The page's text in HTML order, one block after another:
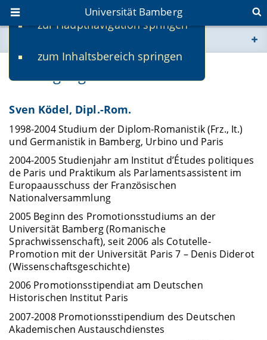
zur Hauptnavigation springen
zum Inhaltsbereich springen
Universität Bamberg
www.uni-bamberg.de
fis.uni-bamberg.de
Werdegang
Sven Ködel, Dipl.-Rom.
1998-2004 Studium der Diplom-Romanistik (Frz., It.)
und Germanistik in Bamberg, Urbino und Paris
2004-2005 Studienjahr am Institut d’Études politiques
de Paris und Praktikum als Parlamentsassistent im
Europaausschuss der Französischen
Nationalversammlung
2005 Beginn des Promotionsstudiums an der
Universität Bamberg (Romanische
Sprachwissenschaft), seit 2006 als Cotutelle-
Promotion mit der Universität Paris 7 – Denis Diderot
(Wissenschaftsgeschichte)
2006 Promotionsstipendiat am Deutschen
Historischen Institut Paris
2007-2008 Promotionsstipendium des Deutschen
Akademischen Austauschdienstes